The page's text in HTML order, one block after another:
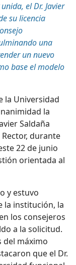
el Dr. Javier
su licencia
una
un nuevo
base el modelo
la Universidad
la
Saldaña
durante
22 de junio
orientada al
y estuvo
la institución, la
los consejeros
a la solicitud.
del máximo
que el Dr.